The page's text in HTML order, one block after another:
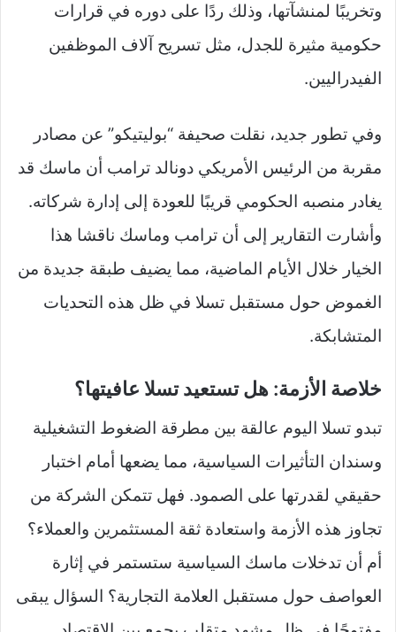
وتخريبًا لمنشآتها، وذلك ردًا على دوره في قرارات
حكومية مثيرة للجدل، مثل تسريح آلاف الموظفين
الفيدراليين.
وفي تطور جديد، نقلت صحيفة “بوليتيكو” عن مصادر
مقربة من الرئيس الأمريكي دونالد ترامب أن ماسك قد
يغادر منصبه الحكومي قريبًا للعودة إلى إدارة شركاته.
وأشارت التقارير إلى أن ترامب وماسك ناقشا هذا
الخيار خلال الأيام الماضية، مما يضيف طبقة جديدة من
الغموض حول مستقبل تسلا في ظل هذه التحديات
المتشابكة.
خلاصة الأزمة: هل تستعيد تسلا عافيتها؟
تبدو تسلا اليوم عالقة بين مطرقة الضغوط التشغيلية
وسندان التأثيرات السياسية، مما يضعها أمام اختبار
حقيقي لقدرتها على الصمود. فهل تتمكن الشركة من
تجاوز هذه الأزمة واستعادة ثقة المستثمرين والعملاء؟
أم أن تدخلات ماسك السياسية ستستمر في إثارة
العواصف حول مستقبل العلامة التجارية؟ السؤال يبقى